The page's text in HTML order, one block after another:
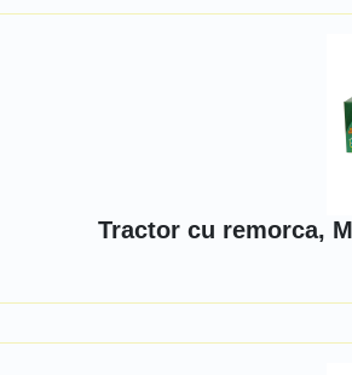
Tractor cu remorca,